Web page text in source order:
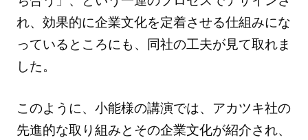
れ、効果的に企業文化を定着させる仕組みにな
っているところにも、同社の工夫が見て取れま
した。
このように、小能様の講演では、アカツキ社の
先進的な取り組みとその企業文化が紹介され、